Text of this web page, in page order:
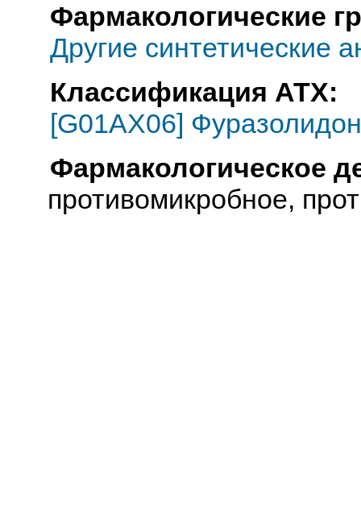
Фармакологические
Другие синтетические
Классификация АТХ:
[G01AX06] Фуразолидон
Фармакологическое
противомикробное,